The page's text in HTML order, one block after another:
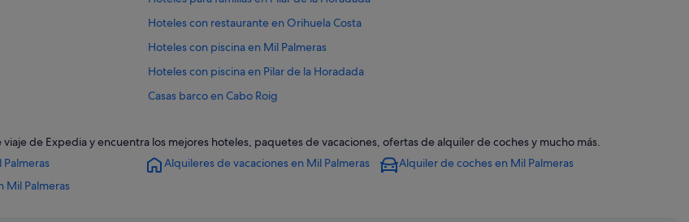
Hoteles con restaurante en Orihuela Costa
Hoteles con piscina en Mil Palmeras
Hoteles con piscina en Pilar de la Horadada
Casas barco en Cabo Roig
Hoteles con bar en Dehesa de Campoamor
Hoteles con piscina en Torre de la Horadada
viaje de Expedia y encuentra los mejores hoteles, paquetes de vacaciones, ofertas de alquiler de coches y mucho más.
Alquileres de vacaciones en Mil Palmeras
Alquiler de coches en Mil Palmeras
Mil Palmeras